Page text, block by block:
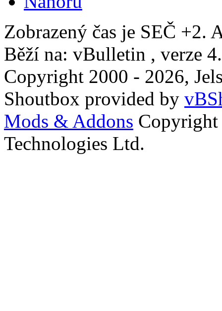
Zobrazený čas je SEČ +2.
Běží na: vBulletin , verze
Copyright 2000 - 2026,
Shoutbox provided by
Mods & Addons
Technologies Ltd.